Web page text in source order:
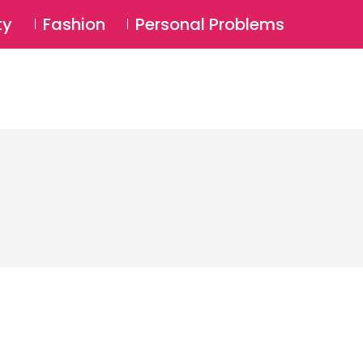
Login ⚲
Fashion Personal Problems